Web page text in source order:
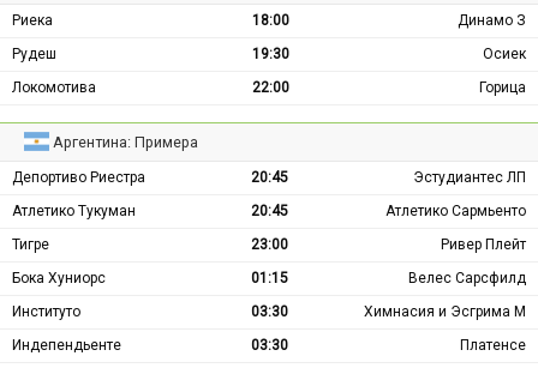
Риека 18:00
Динамо З
Рудеш
19:30
Осиек
Локомотива
22:00 Горица
Аргентина: Примера
Депортиво Риестра 20:45
Эстудиантес ЛП
Атлетико Тукуман
20:45
Атлетико Сармьенто
Тигре
23:00
Ривер Плейт
Бока Хуниорс
01:15
Велес Сарсфилд
Институто
03:30
Химнасия и Эсгрима М
Индепендьенте
03:30 Платенсе